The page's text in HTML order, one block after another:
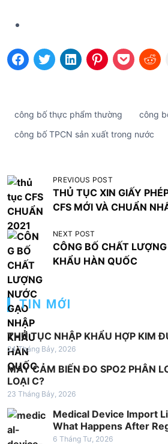
công bố thực phẩm thường
công
công bố TPCN sản xuất trong nước
Đ
i
ề
u
h
ư
ớ
n
g
b
à
i
v
i
ế
PREVIOUS POST
THỦ TỤC XIN GIẤY
CFS MỚI VÀ CHUẨN
NEXT POST
CÔNG BỐ CHẤT
KHẨU HÀN QUỐC
TIN MỚI
THỦ TỤC NHẬP KHẨU HỢP KIM
24 Tháng Bảy, 2026
MÁY CẢM BIẾN ĐO SPO2 PHÂN
LOẠI C?
23 Tháng Bảy, 2026
Medical Device Import
What Happens After
6 Tháng Tư, 2026